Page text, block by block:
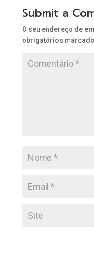
Submit a
O seu endereço de
obrigatórios